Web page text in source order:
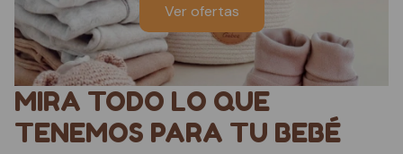
Ver ofertas
MIRA TODO LO QUE
TENEMOS PARA TU BEBÉ